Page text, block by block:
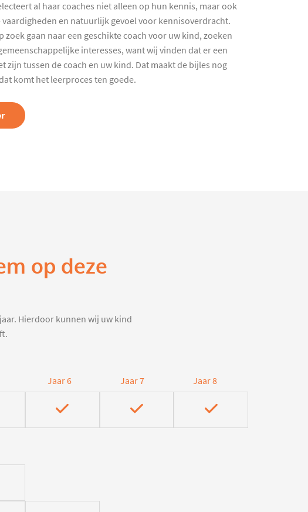
al haar coaches niet alleen op hun kennis, maar ook
en natuurlijk gevoel voor kennisoverdracht.
zoek gaan naar een geschikte coach voor uw kind, zoeken
interesses, want wij vinden dat er een
zijn tussen de coach en uw kind. Dat maakt de bijles nog
komt het leerproces ten goede.
op deze
Hierdoor kunnen wij uw kind
Jaar 6 Jaar 7 Jaar 8